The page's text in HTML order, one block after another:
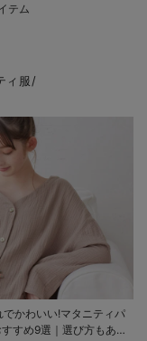
テム
ィ服/
でかわいい!マタニティパ
すめ9選｜選び方もあわ